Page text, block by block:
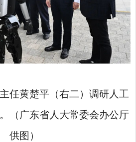
任黄楚平（右二）调研人工
（广东省人大常委会办公厅
供图）